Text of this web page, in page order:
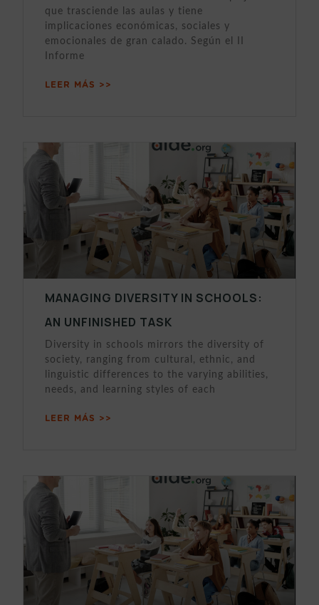
que trasciende las aulas y tiene
implicaciones económicas, sociales y
emocionales de gran calado. Según el II
Informe
LEER MÁS >>
MANAGING DIVERSITY IN SCHOOLS:
AN UNFINISHED TASK
Diversity in schools mirrors the diversity of
society, ranging from cultural, ethnic, and
linguistic differences to the varying abilities,
needs, and learning styles of each
LEER MÁS >>